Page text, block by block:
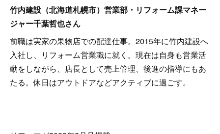
竹内建設（北海道札幌市）営業部・リフォーム課マネー
ジャー千葉哲也さん
前職は実家の果物店での配達仕事。2015年に竹内建設へ
入社し、リフォーム営業職に就く。現在は自身も営業活
動をしながら、店長として売上管理、後進の指導にもあ
たる。休日はアウトドアなどアクティブに過ごす。